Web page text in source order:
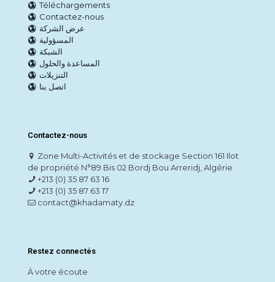
Téléchargements
Contactez-nous
عرض الشركة
المسؤولية
الشبكة
المساعدة والحلول
التنزيلات
اتصل بنا
Contactez-nous
Zone Multi-Activités et de stockage Section 161 Ilot
de propriété N°89 Bis 02 Bordj Bou Arreridj, Algérie
+213 (0) 35 87 63 16
+213 (0) 35 87 63 17
contact@khadamaty.dz
Restez connectés
À votre écoute